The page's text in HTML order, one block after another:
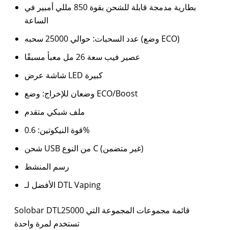
بطارية مدمجة قابلة للشحن بقوة 850 مللي أمبير في
الساعة
عدد السحبات: حوالي 25000 سحبه (وضع ECO)
عصير فيب سعة 26 مل معبأ مسبقًا
شاشة عرض LED كبيرة
وضعان للإخراج: وضع ECO/Boost
ملف شبكي متقدم
قوة النيكوتين: 0.6%
شحن USB من النوع C (غير متضمن)
رسم المنشط
الأفضل لـ DTL Vaping
Solobar DTL25000 قائمة مجموعات المجموعة التي
تستخدم لمرة واحدة